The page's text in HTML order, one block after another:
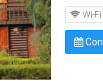
Wi-Fi